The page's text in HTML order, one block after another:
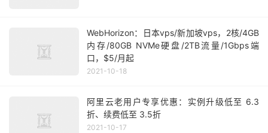
WebHorizon：日本vps/新加坡vps，2核/4GB
内存/80GB NVMe硬盘/2TB流量/1Gbps端
口，$5/月起
2021-10-18
阿里云老用户专享优惠：实例升级低至 6.3
折、续费低至 3.5折
2021-10-17